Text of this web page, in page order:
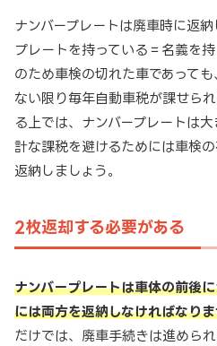
ナンバープレートは廃車時に返
プレートを持っている＝名義を
のため車検の切れた車であって
ない限り毎年自動車税が課せら
る上では、ナンバープレートは
計な課税を避けるためには車検
返納しましょう。
2枚返却する必要がある
ナンバープレートは車体の前後
には両方を返納しなければなり
だけでは、廃車手続きは進めら